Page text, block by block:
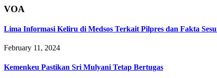
VOA
Lima Informasi Keliru di Medsos Terkait Pilpres dan Fakta
February 11, 2024
Kemenkeu Pastikan Sri Mulyani Tetap Bertugas